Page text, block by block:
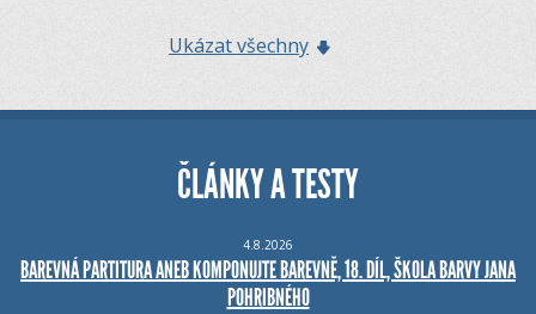
Ukázat všechny
ČLÁNKY A TESTY
4.8.2026
BAREVNÁ PARTITURA ANEB KOMPONUJTE BAREVNĚ, 18. DÍL, ŠKOLA BARVY JANA
POHRIBNÉHO